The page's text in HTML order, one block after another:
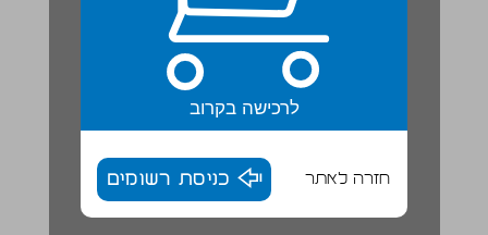
לרכישה בקרוב
חזרה לאתר כניסת רשומים